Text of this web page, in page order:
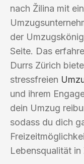
nach Žilina mit
der
Seite. Das
Durrs Zürich
stressfreien
und ihrem
dein Umzug
sodass du dich
Lebensqualität